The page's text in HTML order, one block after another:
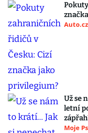
Auto.cz
Už se
letní
Moje